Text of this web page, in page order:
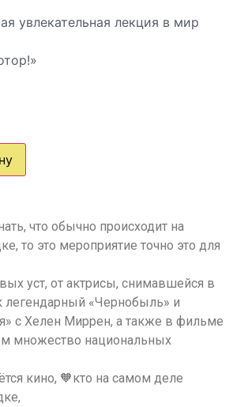
увлекательная лекция в мир
что обычно происходит на
то это мероприятие точно это для
уст, от актрисы, снимавшейся в
легендарный «Чернобыль» и
с Хелен Миррен, а также в фильме
множество национальных
кино, 🧡кто на самом деле